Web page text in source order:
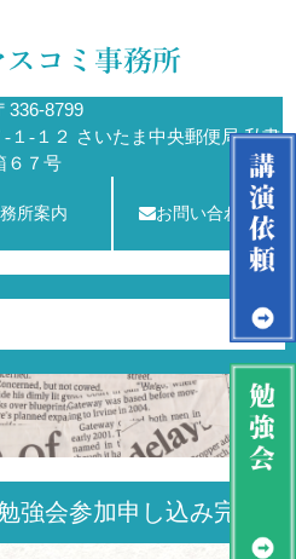
336-8799
１-１２ さいたま中央郵便局 私書
６７号
所案内 お問い合わせ
強会参加申し込み完了